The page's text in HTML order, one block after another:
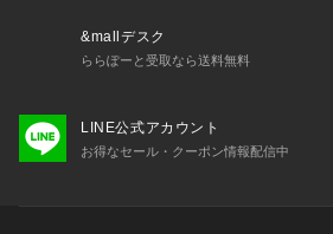
&mallデスク
ららぽーと受取なら送料無料
LINE公式アカウント
お得なセール・クーポン情報配信中